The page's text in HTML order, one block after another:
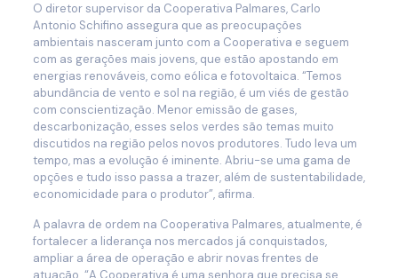
O diretor supervisor da Cooperativa Palmares, Carlo
Antonio Schifino assegura que as preocupações
ambientais nasceram junto com a Cooperativa e seguem
com as gerações mais jovens, que estão apostando em
energias renováveis, como eólica e fotovoltaica. “Temos
abundância de vento e sol na região, é um viés de gestão
com conscientização. Menor emissão de gases,
descarbonização, esses selos verdes são temas muito
discutidos na região pelos novos produtores. Tudo leva um
tempo, mas a evolução é iminente. Abriu-se uma gama de
opções e tudo isso passa a trazer, além de sustentabilidade,
economicidade para o produtor”, afirma.
A palavra de ordem na Cooperativa Palmares, atualmente, é
fortalecer a liderança nos mercados já conquistados,
ampliar a área de operação e abrir novas frentes de